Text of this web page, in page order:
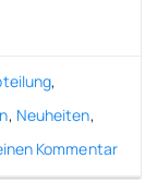
,
, Neuheiten,
Kommentar